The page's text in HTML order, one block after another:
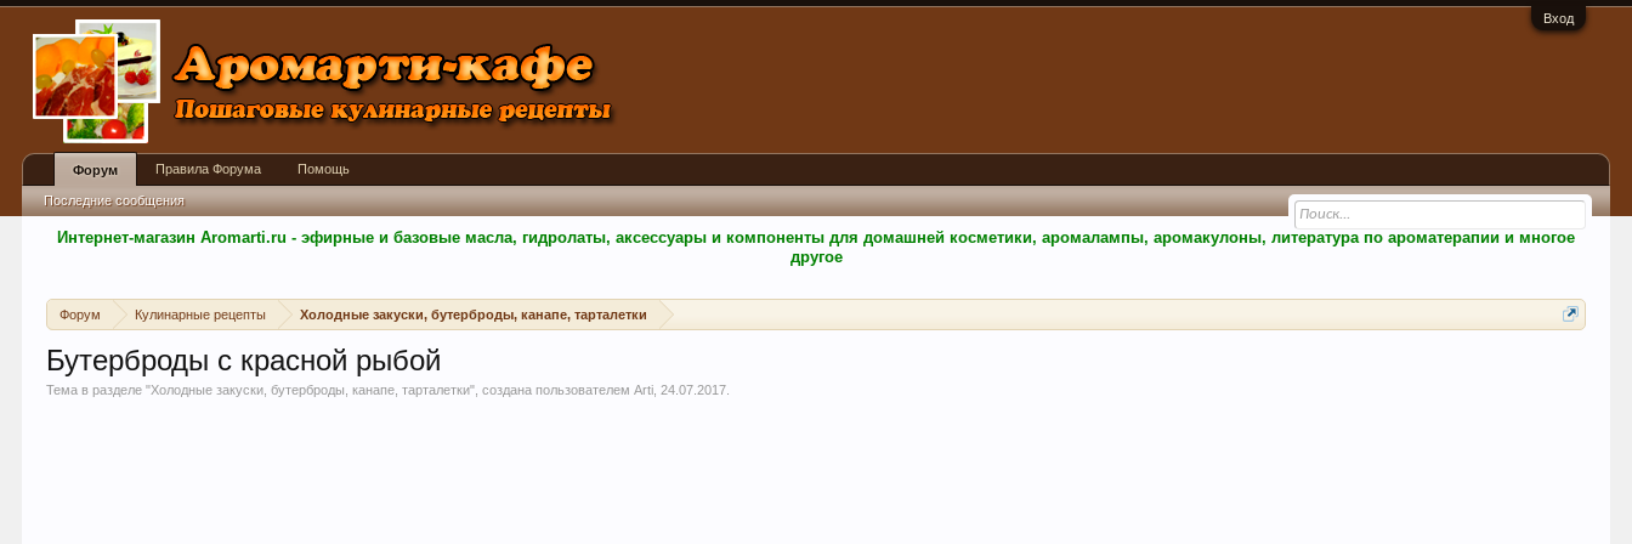
Вход
Интернет-магазин Aromarti.ru - эфирные и базовые масла, гидролаты, аксессуары и компоненты для домашней косметики, аромалампы, аромакулоны, литература по ароматерапии и многое
другое
Форум Кулинарные рецепты Холодные закуски, бутерброды, канапе, тарталетки
Бутерброды с красной рыбой
Тема в разделе "Холодные закуски, бутерброды, канапе, тарталетки", создана пользователемArti ,24.07.2017
Форум
Последние сообщения
Правила Форума Помощь